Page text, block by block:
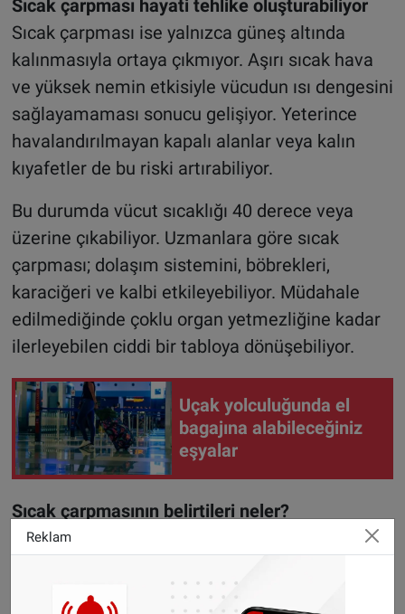
Sıcak çarpması hayati tehlike oluşturabiliyor
Sıcak çarpması ise yalnızca güneş altında
kalınmasıyla ortaya çıkmıyor. Aşırı sıcak hava
ve yüksek nemin etkisiyle vücudun ısı dengesini
sağlayamaması sonucu gelişiyor. Yeterince
havalandırılmayan kapalı alanlar veya kalın
kıyafetler de bu riski artırabiliyor.
Bu durumda vücut sıcaklığı 40 derece veya
üzerine çıkabiliyor. Uzmanlara göre sıcak
çarpması; dolaşım sistemini, böbrekleri,
karaciğeri ve kalbi etkileyebiliyor. Müdahale
edilmediğinde çoklu organ yetmezliğine kadar
ilerleyebilen ciddi bir tabloya dönüşebiliyor.
Uçak yolculuğunda el
bagajına alabileceğiniz
eşyalar
Sıcak çarpmasının belirtileri neler?
Sıcak çarpmasının ilk belirtileri genellikle şunlar
Ani halsizlik
Reklam